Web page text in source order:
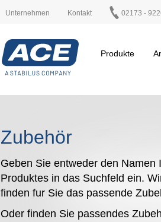
Unternehmen Kontakt 02173 -
Produkte
Zubehör
Geben Sie entweder den Namen
Produktes in das Suchfeld ein.
finden fur Sie das passende
Oder finden Sie passendes